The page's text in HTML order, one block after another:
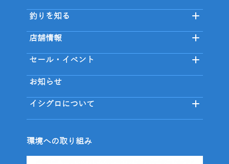
釣りを知る
店舗情報
セール・イベント
お知らせ
イシグロについて
環境への取り組み